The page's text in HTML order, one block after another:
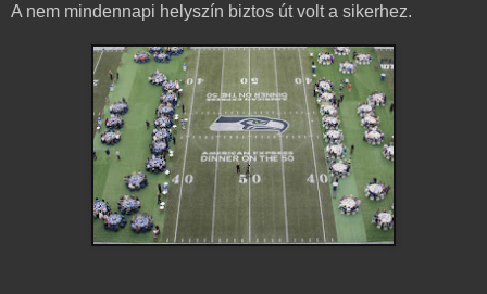
A nem mindennapi helyszín biztos út volt a sikerhez.